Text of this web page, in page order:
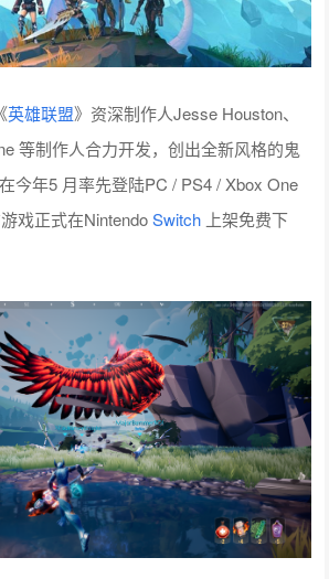
英雄联盟》资深制作人Jesse Houston、
等制作人合力开发，创出全新风格的鬼
今年5 月率先登陆PC / PS4 / Xbox One
戏正式在NintendoSwitch 上架免费下